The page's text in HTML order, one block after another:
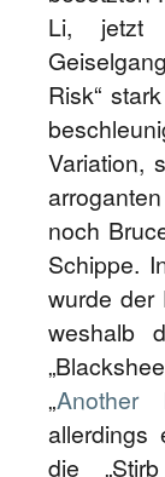
Li, jetzt
Risk“
Variation,
noch
Schippe.
wurde der
weshalb
„Another
allerdings
die